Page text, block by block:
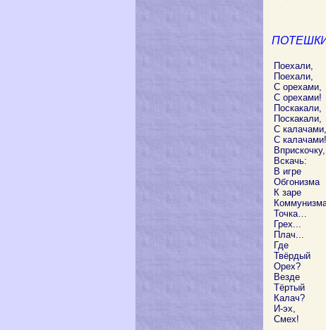
Поехали,
Поехали,
С орехами,
С орехами!
Поскакали,
Поскакали,
С калачами,
С калачами!
Вприскочку,
Вскачь:
В игре
Обгонизма
К заре
Точка…
Грех...
Плач...
Где
Твёрдый
Орех?
Везде
Тёртый
Калач?
И-эх,
Смех!